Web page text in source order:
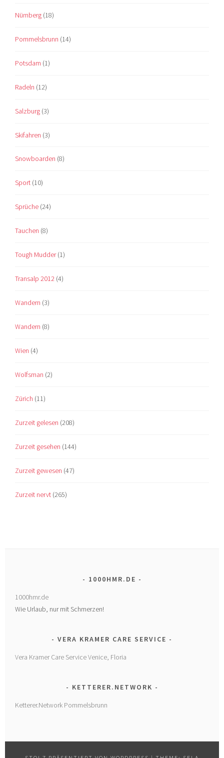
Nürnberg (18)
Pommelsbrunn (14)
Potsdam (1)
Radeln (12)
Salzburg (3)
Skifahren (3)
Snowboarden (8)
Sport (10)
Sprüche (24)
Tauchen (8)
Tough Mudder(1)
Transalp 2012 (4)
Wandern (3)
Wandern (8)
Wien (4)
Wolfsman (2)
Zürich (11)
Zurzeit gelesen (208)
Zurzeit gesehen (144)
Zurzeit gewesen (47)
Zurzeit nervt (265)
1000HMR.DE
1000hmr.de
Wie Urlaub, nur mit Schmerzen!
VERA KRAMER CARE SERVICE
Vera Kramer Care Service Venice, Floria
KETTERER.NETWORK
Ketterer.Network Pommelsbrunn